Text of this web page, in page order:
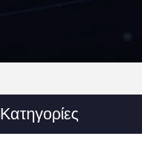
Κατηγορίες